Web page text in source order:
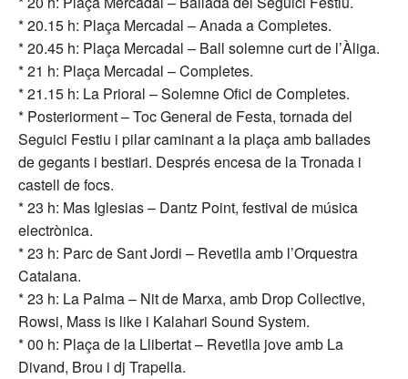
* 20.15 h: Plaça Mercadal – Anada a Completes.
* 20.45 h: Plaça Mercadal – Ball solemne curt de l’Àliga.
* 21 h: Plaça Mercadal – Completes.
* 21.15 h: La Prioral – Solemne Ofici de Completes.
* Posteriorment – Toc General de Festa, tornada del
Seguici Festiu i pilar caminant a la plaça amb ballades
de gegants i bestiari. Després encesa de la Tronada i
castell de focs.
* 23 h: Mas Iglesias – Dantz Point, festival de música
electrònica.
* 23 h: Parc de Sant Jordi – Revetlla amb l’Orquestra
Catalana.
* 23 h: La Palma – Nit de Marxa, amb Drop Collective,
Rowsi, Mass is like i Kalahari Sound System.
* 00 h: Plaça de la Llibertat – Revetlla jove amb La
Divand, Brou i dj Trapella.